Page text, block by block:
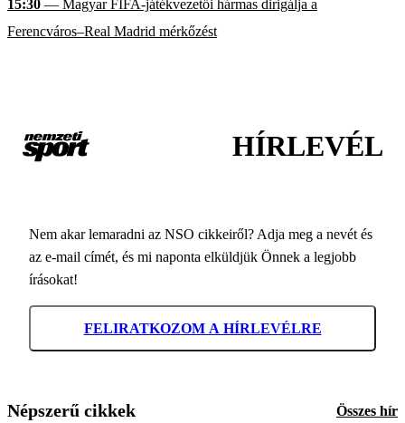
15:30 — Magyar FIFA-játékvezetői hármas dirigálja a
Ferencváros–Real Madrid mérkőzést
HÍRLEVÉL
Nem akar lemaradni az NSO cikkeiről? Adja meg a nevét és
az e-mail címét, és mi naponta elküldjük Önnek a legjobb
írásokat!
FELIRATKOZOM A HÍRLEVÉLRE
Népszerű cikkek Összes hír